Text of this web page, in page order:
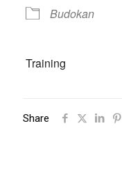
Budokan
Training
Share